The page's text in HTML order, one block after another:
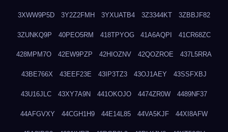
3XWW9P5D 3Y2Z2FMH 3YXUATB4 3Z3344KT 3ZBBJF82
3ZUNKQ9P 40PEO5RM 418TPYOG 41A6AQPI 41CR68ZC
428MPM7O 42EW9PZP 42HIOZNV 42QOZROE 437L5RRA
43BE766X 43EEF23E 43IP3TZ3 43OJ1AEY 43SSFXBJ
43U16JLC 43XY7A9N 441OKOJO 4474ZR0W 4489NF37
44AFGVXY 44CGH1H9 44E14L85 44VA5KJF 44XI8AFW